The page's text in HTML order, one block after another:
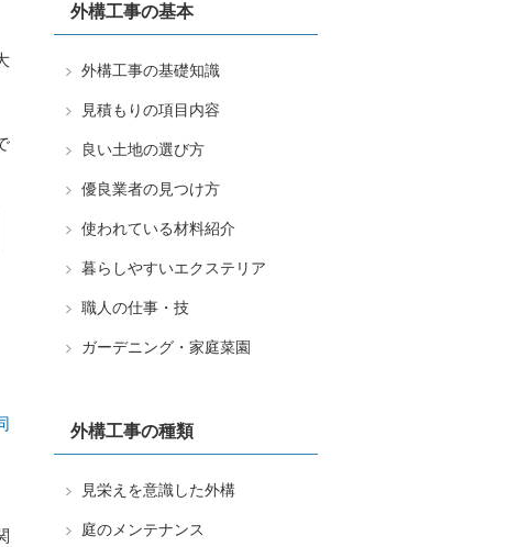
外構工事の基本
外構工事の基礎知識
見積もりの項目内容
良い土地の選び方
優良業者の見つけ方
使われている材料紹介
暮らしやすいエクステリア
職人の仕事・技
ガーデニング・家庭菜園
外構工事の種類
見栄えを意識した外構
庭のメンテナンス